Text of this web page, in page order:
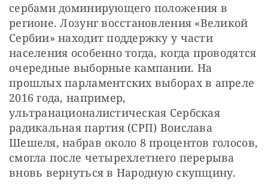
сербами доминирующего положения в
регионе. Лозунг восстановления «Великой
Сербии» находит поддержку у части
населения особенно тогда, когда проводятся
очередные выборные кампании. На
прошлых парламентских выборах в апреле
2016 года, например,
ультранационалистическая Сербская
радикальная партия (СРП) Воислава
Шешеля, набрав около 8 процентов голосов,
смогла после четырехлетнего перерыва
вновь вернуться в Народную скупщину.